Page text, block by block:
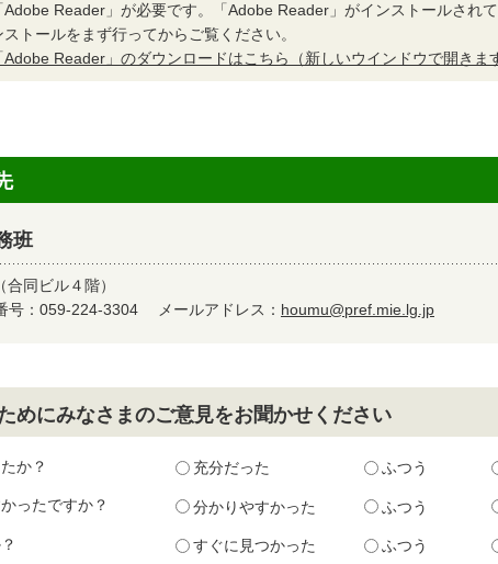
Adobe Reader」が必要です。「Adobe Reader」がインストールされ
ストールをまず行ってからご覧ください。
Adobe Reader」のダウンロードはこちら（新しいウインドウで開きま
班
同ビル４階）
号：059-224-3304 メールアドレス： houmu@pref.mie.lg.jp
めにみなさまのご意見をお聞かせください
か？ 充分だった ふつう
ったですか？ 分かりやすかった ふつう
すぐに見つかった ふつう